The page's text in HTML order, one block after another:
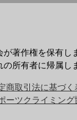
著作権を保有し
所有者に帰属し
商取引法に基づく
ーツクライミング